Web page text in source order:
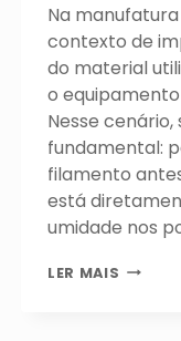
Na
contexto de
do material
o
Nesse
fundamental:
filamento
está
umidade nos
LER MAIS POR